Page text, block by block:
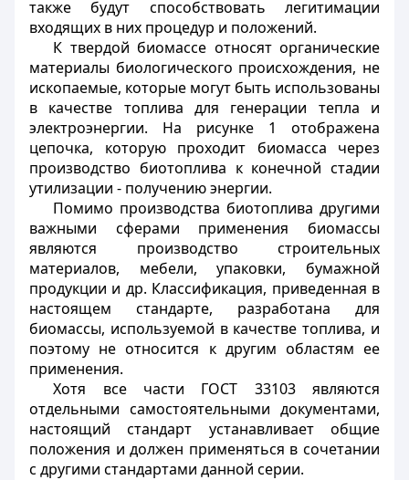
также будут способствовать легитимации
входящих в них процедур и положений.
К твердой биомассе относят органические
материалы биологического происхождения, не
ископаемые, которые могут быть использованы
в качестве топлива для генерации тепла и
электроэнергии. На рисунке 1
отображена
цепочка, которую проходит биомасса через
производство биотоплива к конечной стадии
утилизации - получению энергии.
Помимо производства биотоплива другими
важными сферами применения биомассы
являются производство строительных
материалов, мебели, упаковки, бумажной
продукции и др. Классификация, приведенная в
настоящем стандарте, разработана для
биомассы, используемой в качестве топлива, и
поэтому не относится к другим областям ее
применения.
Хотя все части ГОСТ 33103 являются
отдельными самостоятельными документами,
настоящий стандарт устанавливает общие
положения и должен применяться в сочетании
с другими стандартами данной серии.